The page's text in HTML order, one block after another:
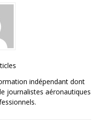
indépendant dont
journalistes aéronautiques